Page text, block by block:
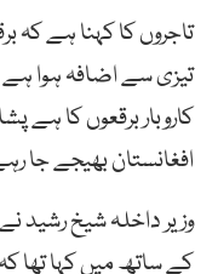
تاجروں کا کہنا ہے کہ
تیزی سے اضافہ ہوا
کاروبار برقعوں کا ہے
افغانستان بھیجے جا
وزیر داخلہ شیخ رشید
کے ساتھ میں کہا تھا